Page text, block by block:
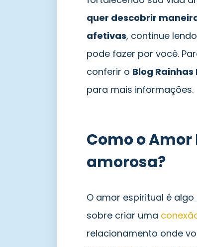
quer descobrir
afetivas, continue
pode fazer por você.
conferir o Blog
para mais informações.
Como o
amorosa?
O amor espiritual é
sobre criar uma
relacionamento onde